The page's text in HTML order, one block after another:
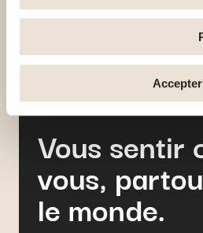
souvenant de vos choix.
personnalisés et en suivre les
sociaux utilisés et vous
Vous sentir
vous,
le monde.